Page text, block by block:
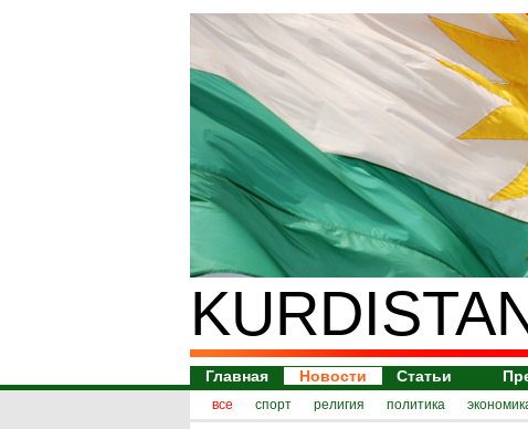
Главная Новости Статьи
все спорт религия политика